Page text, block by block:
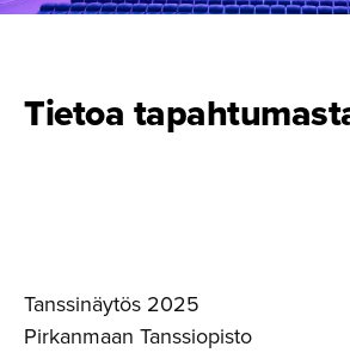
Tietoa
Tanssinäytös 2025
Pirkanmaan Tanssiopisto